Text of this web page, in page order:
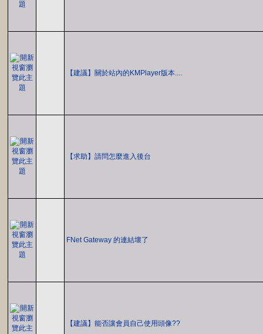
【建議】關於站內的KMPlayer版本....
【求助】請問怎麼進入後台
FNet Gateway 的連結壞了
【建議】能否讓會員自己使用頭像??